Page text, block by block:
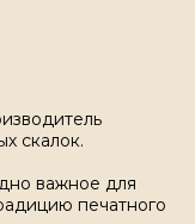
скалок.
важное для
печатного